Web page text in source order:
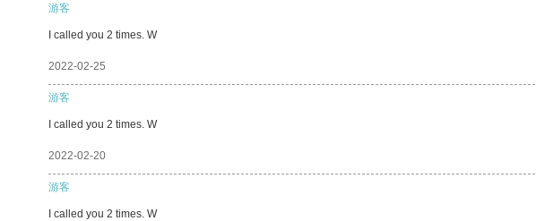
游客
I called you 2 times. W
2022-02-25
游客
I called you 2 times. W
2022-02-20
游客
I called you 2 times. W